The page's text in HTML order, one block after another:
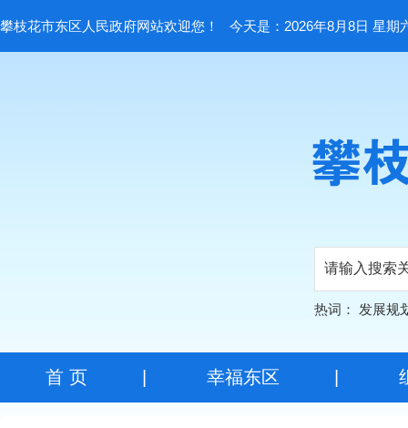
攀枝花市东区人民政府网站欢迎您！ 今天是：2026年8月8日 星期
热词： 发展规
首 页| 幸福东区